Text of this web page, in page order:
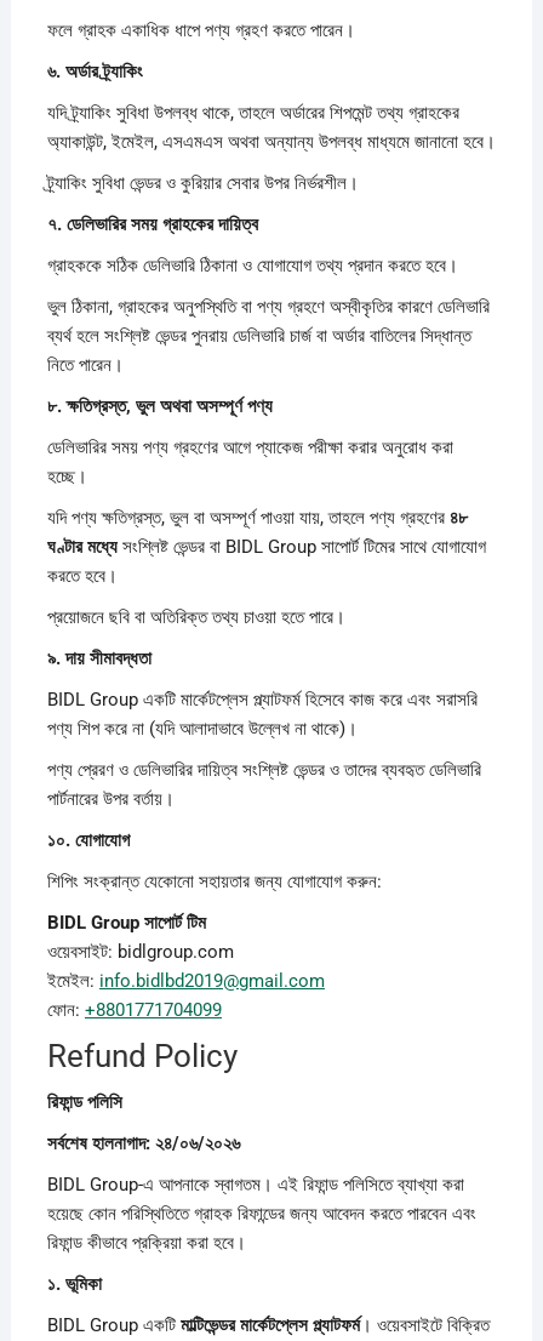
ফলে গ্রাহক একাধিক ধাপে পণ্য গ্রহণ করতে পারেন।
৬. অর্ডারট্র্যাকিং
যদি ট্র্যাকিং সুবিধা উপলব্ধ থাকে, তাহলে অর্ডারের শিপমেন্ট তথ্য গ্রাহকের
অ্যাকাউন্ট, ইমেইল, এসএমএস অথবা অন্যান্য উপলব্ধ মাধ্যমে জানানো হবে।
ট্র্যাকিং সুবিধা ভেন্ডর ও কুরিয়ার সেবার উপর নির্ভরশীল।
৭. ডেলিভারিরসময়গ্রাহকেরদায়িত্ব
গ্রাহককে সঠিক ডেলিভারি ঠিকানা ও যোগাযোগ তথ্য প্রদান করতে হবে।
ভুল ঠিকানা, গ্রাহকের অনুপস্থিতি বা পণ্য গ্রহণে অস্বীকৃতির কারণে ডেলিভারি
ব্যর্থ হলে সংশ্লিষ্ট ভেন্ডর পুনরায় ডেলিভারি চার্জ বা অর্ডার বাতিলের সিদ্ধান্ত
নিতে পারেন।
৮.ক্ষতিগ্রস্ত, ভুলঅথবাঅসম্পূর্ণপণ্য
ডেলিভারির সময় পণ্য গ্রহণের আগে প্যাকেজ পরীক্ষা করার অনুরোধ করা
হচ্ছে।
যদি পণ্য ক্ষতিগ্রস্ত, ভুল বা অসম্পূর্ণ পাওয়া যায়, তাহলে পণ্য গ্রহণের ৪৮
ঘণ্টারমধ্যেসংশ্লিষ্ট ভেন্ডর বা BIDL Group সাপোর্ট টিমের সাথে যোগাযোগ
করতে হবে।
প্রয়োজনে ছবি বা অতিরিক্ত তথ্য চাওয়া হতে পারে।
৯.দায়সীমাবদ্ধতা
BIDL Group একটি মার্কেটপ্লেস প্ল্যাটফর্ম হিসেবে কাজ করে এবং সরাসরি
পণ্য শিপ করে না (যদি আলাদাভাবে উল্লেখ না থাকে)।
পণ্য প্রেরণ ও ডেলিভারির দায়িত্ব সংশ্লিষ্ট ভেন্ডর ও তাদের ব্যবহৃত ডেলিভারি
পার্টনারের উপর বর্তায়।
১০. যোগাযোগ
শিপিং সংক্রান্ত যেকোনো সহায়তার জন্য যোগাযোগ করুন:
BIDL Group সাপোর্টটিম
ওয়েবসাইট: bidlgroup.com
ইমেইল: info.bidlbd2019@gmail.com
ফোন: +8801771704099
Refund Policy
রিফান্ডপলিসি
সর্বশেষহালনাগাদ: ২৪/০৬/২০২৬
BIDL Group-এ আপনাকে স্বাগতম। এই রিফান্ড পলিসিতে ব্যাখ্যা করা
হয়েছে কোন পরিস্থিতিতে গ্রাহক রিফান্ডের জন্য আবেদন করতে পারবেন এবং
রিফান্ড কীভাবে প্রক্রিয়া করা হবে।
১. ভূমিকা
BIDL Group একটি মাল্টিভেন্ডরমার্কেটপ্লেসপ্ল্যাটফর্ম। ওয়েবসাইটে বিক্রিত